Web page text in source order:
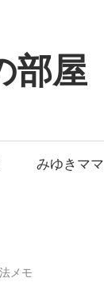
部屋
みゆきママ
メモ